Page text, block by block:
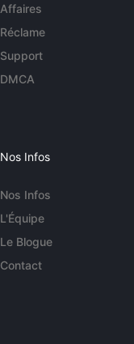
Affaires
Réclame
Support
DMCA
Nos Infos
Nos Infos
L'Équipe
Le Blogue
Contact